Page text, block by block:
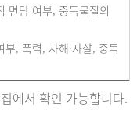
면담 여부, 중독물질의
부, 폭력, 자해·자살, 중독
에서 확인 가능합니다.